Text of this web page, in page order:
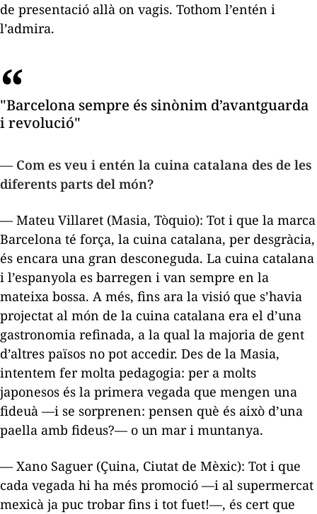
de presentació allà on vagis. Tothom l’entén i
l’admira.
"Barcelona sempre és sinònim d’avantguarda
i revolució"
— Com es veu i entén la cuina catalana des de les
diferents parts del món?
— Mateu Villaret (Masia, Tòquio): Tot i que la marca
Barcelona té força, la cuina catalana, per desgràcia,
és encara una gran desconeguda. La cuina catalana
i l’espanyola es barregen i van sempre en la
mateixa bossa. A més, fins ara la visió que s’havia
projectat al món de la cuina catalana era el d’una
gastronomia refinada, a la qual la majoria de gent
d’altres països no pot accedir. Des de la Masia,
intentem fer molta pedagogia: per a molts
japonesos és la primera vegada que mengen una
fideuà —i se sorprenen: pensen què és això d’una
paella amb fideus?— o un mar i muntanya.
— Xano Saguer (Çuina, Ciutat de Mèxic): Tot i que
cada vegada hi ha més promoció —i al supermercat
mexicà ja puc trobar fins i tot fuet!—, és cert que